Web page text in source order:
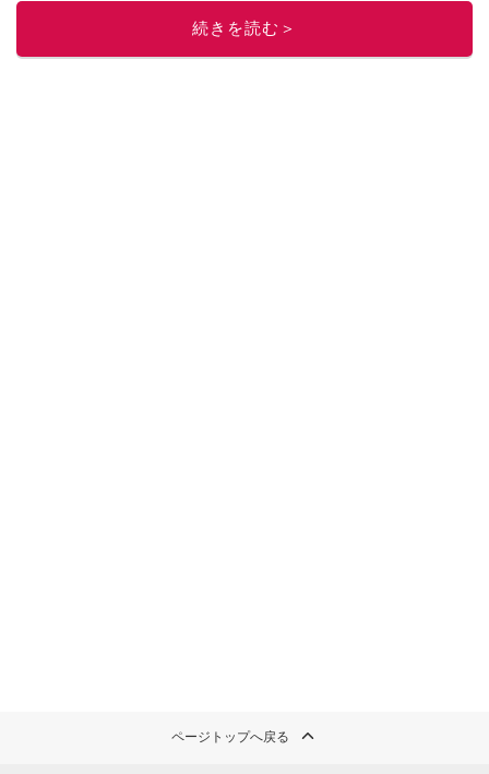
ルメライター、食の専門家として出演実績あり。
続きを読む＞
ページトップへ戻る